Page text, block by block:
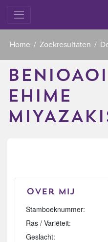
Home Zoekresultaten
EHIME
Over mij
Stamboeknummer:
Ras / Variëteit:
Geslacht: